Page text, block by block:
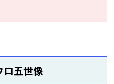
五世像